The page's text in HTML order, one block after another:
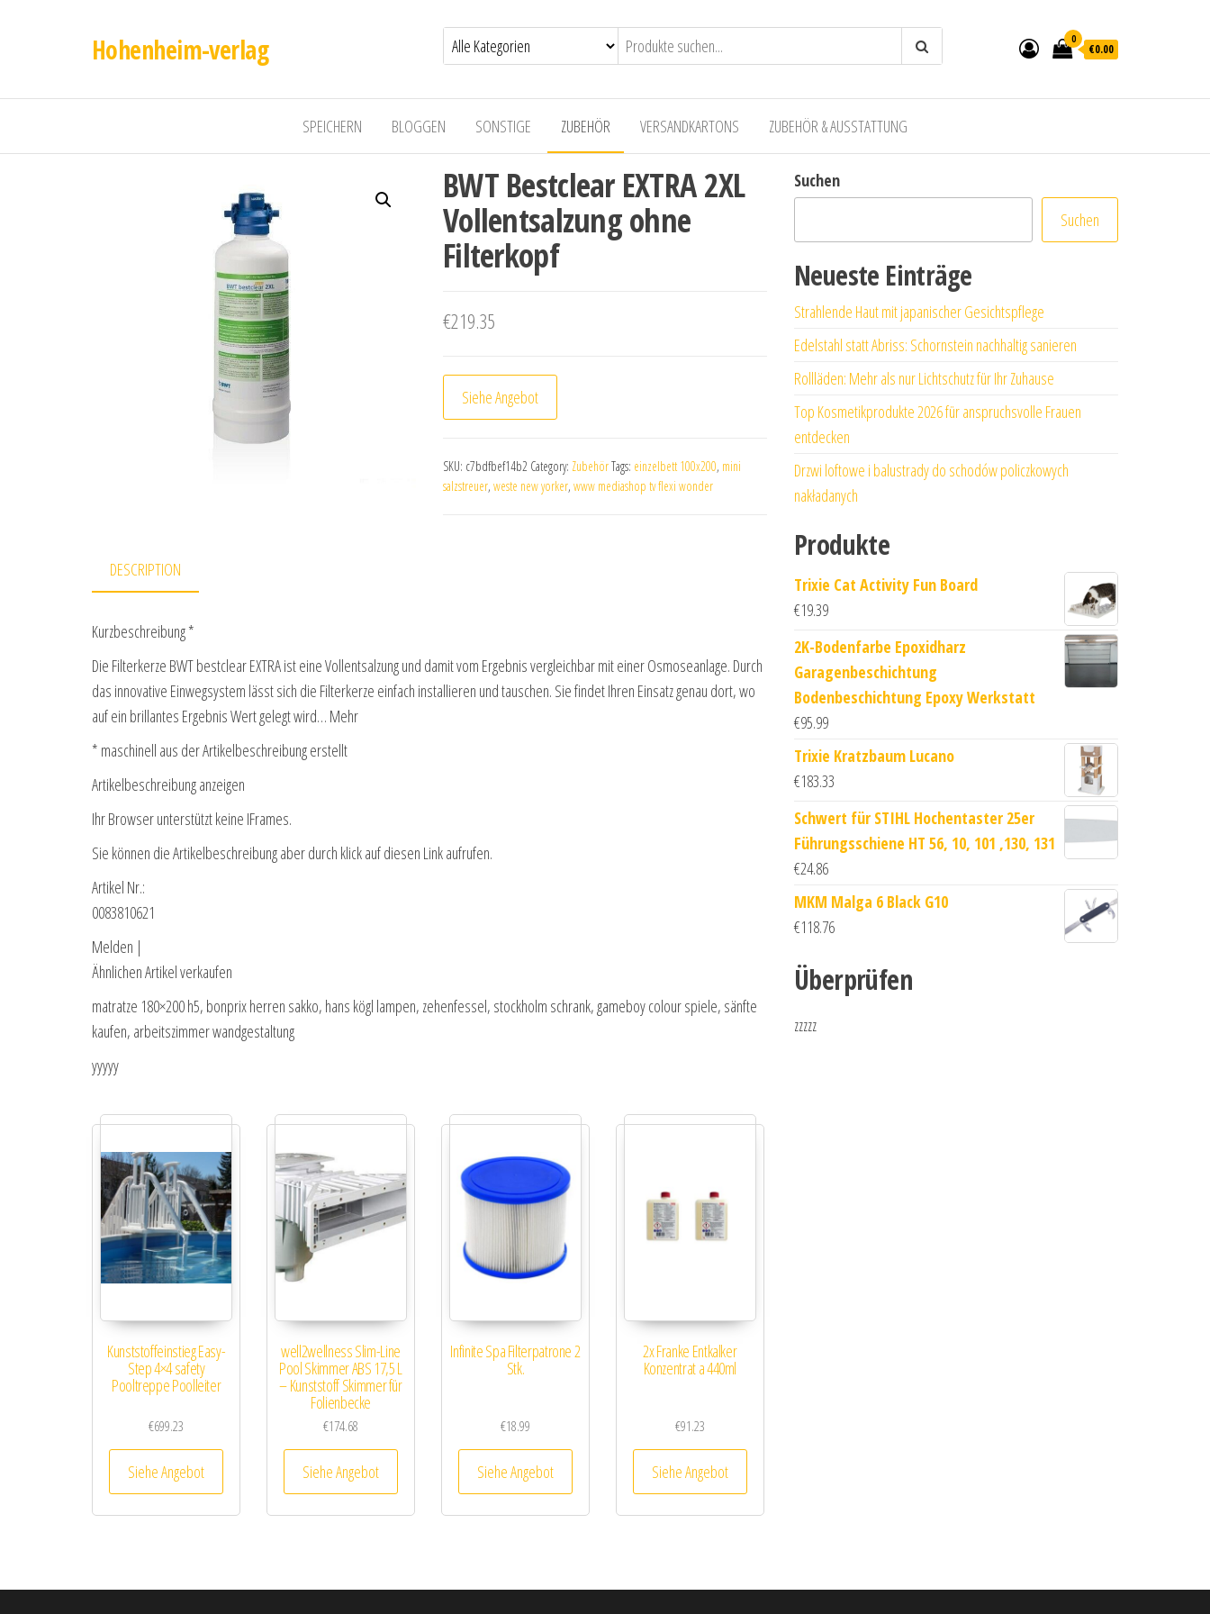
Hohenheim-verlag 0
€0.00
SPEICHERN BLOGGEN SONSTIGE ZUBEHÖR VERSANDKARTONS ZUBEHÖR & AUSSTATTUNG
BWT Bestclear EXTRA 2XL
Vollentsalzung ohne
Filterkopf
€219.35
Siehe Angebot
SKU: c7bdfbef14b2 Category: ZubehörTags: einzelbett 100x200, mini
salzstreuer, weste new yorker, www mediashop tv flexi wonder
DESCRIPTION
Kurzbeschreibung *
Die Filterkerze BWT bestclear EXTRA ist eine Vollentsalzung und damit vom Ergebnis vergleichbar mit einer Osmoseanlage. Durch
das innovative Einwegsystem lässt sich die Filterkerze einfach installieren und tauschen. Sie findet Ihren Einsatz genau dort, wo
auf ein brillantes Ergebnis Wert gelegt wird… Mehr
* maschinell aus der Artikelbeschreibung erstellt
Artikelbeschreibung anzeigen
Ihr Browser unterstützt keine IFrames.
Sie können die Artikelbeschreibung aber durch klick auf diesen Link aufrufen.
Artikel Nr.:
0083810621
Melden |
Ähnlichen Artikel verkaufen
matratze 180×200 h5, bonprix herren sakko, hans kögl lampen, zehenfessel, stockholm schrank, gameboy colour spiele, sänfte
kaufen, arbeitszimmer wandgestaltung
yyyyy
Kunststoffeinstieg Easy-
Step 4×4 safety
Pooltreppe Poolleiter
€699.23
Siehe Angebot
well2wellness Slim-Line
Pool Skimmer ABS 17,5 L
– Kunststoff Skimmer für
Folienbecke
€174.68
Siehe Angebot
Infinite Spa Filterpatrone 2
Stk.
€18.99
Siehe Angebot
2x Franke Entkalker
Konzentrat a 440ml
€91.23
Siehe Angebot
Suchen
Suchen
Neueste Einträge
Strahlende Haut mit japanischer Gesichtspflege
Edelstahl statt Abriss: Schornstein nachhaltig sanieren
Rollläden: Mehr als nur Lichtschutz für Ihr Zuhause
Top Kosmetikprodukte 2026 für anspruchsvolle Frauen
entdecken
Drzwi loftowe i balustrady do schodów policzkowych
nakładanych
Produkte
Trixie Cat Activity Fun Board
€19.39
2K-Bodenfarbe Epoxidharz
Garagenbeschichtung
Bodenbeschichtung Epoxy Werkstatt
€95.99
Trixie Kratzbaum Lucano
€183.33
Schwert für STIHL Hochentaster 25er
Führungsschiene HT 56, 10, 101 ,130, 131
€24.86
MKM Malga 6 Black G10
€118.76
Überprüfen
zzzzz